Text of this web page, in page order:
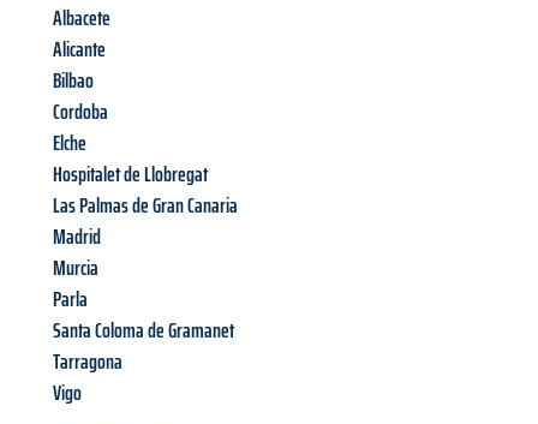
Albacete
Alicante
Bilbao
Cordoba
Elche
Hospitalet de Llobregat
Las Palmas de Gran Canaria
Madrid
Murcia
Parla
Santa Coloma de Gramanet
Tarragona
Vigo